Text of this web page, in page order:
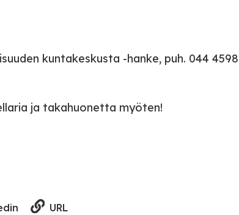
kuntakeskusta -hanke, puh. 044
ja takahuonetta myöten!
URL